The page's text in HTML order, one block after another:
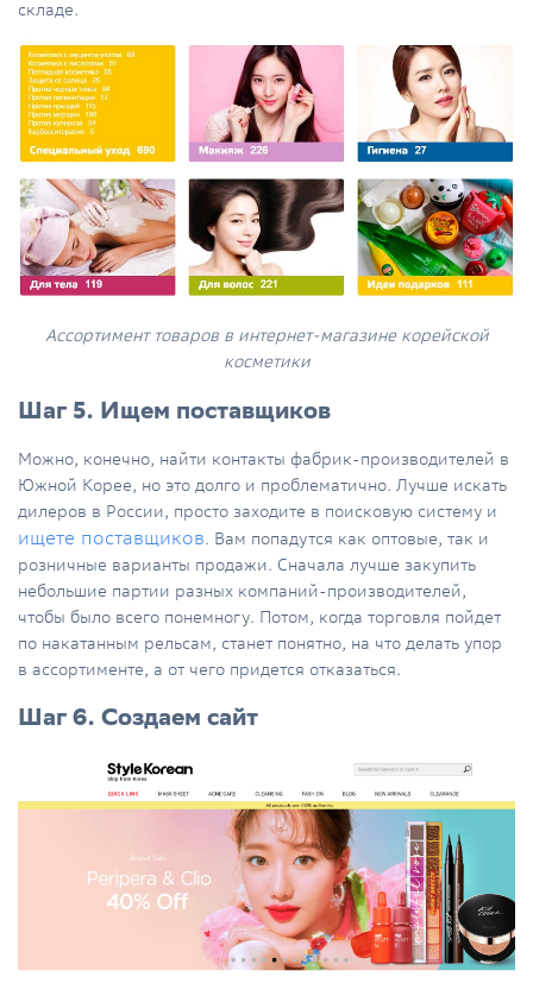
складе.
Ассортимент товаров в интернет-магазине корейской
косметики
Шаг 5. Ищем поставщиков
Можно, конечно, найти контакты фабрик-производителей в
Южной Корее, но это долго и проблематично. Лучше искать
дилеров в России, просто заходите в поисковую систему и
ищете поставщиков. Вам попадутся как оптовые, так и
розничные варианты продажи. Сначала лучше закупить
небольшие партии разных компаний-производителей,
чтобы было всего понемногу. Потом, когда торговля пойдет
по накатанным рельсам, станет понятно, на что делать упор
в ассортименте, а от чего придется отказаться.
Шаг 6. Создаем сайт